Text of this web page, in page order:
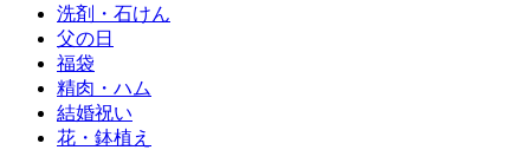
洗剤・石けん
父の日
福袋
精肉・ハム
結婚祝い
花・鉢植え